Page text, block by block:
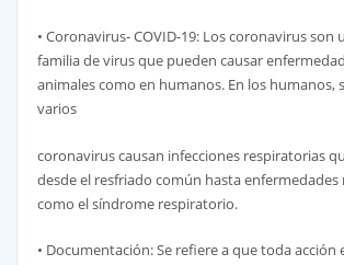
• Coronavirus- COVID-19: Los coronavirus son
familia de virus que pueden causar
animales como en humanos. En los humanos,
varios
coronavirus causan infecciones respiratorias
desde el resfriado común hasta enfermedades
como el síndrome respiratorio.
• Documentación: Se refiere a que toda acción